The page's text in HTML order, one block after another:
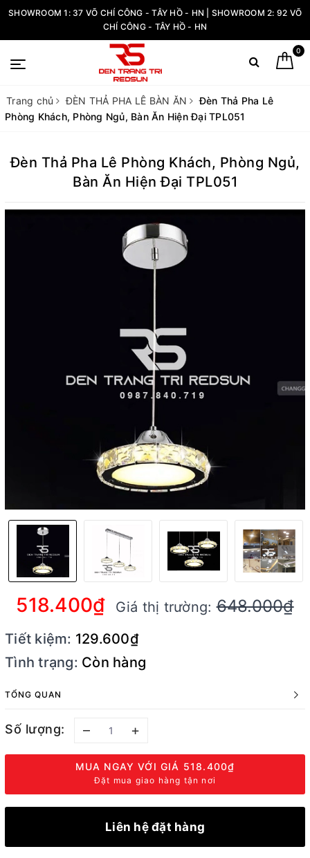
SHOWROOM 1: 37 VÕ CHÍ CÔNG - TÂY HỒ - HN | SHOWROOM 2: 92 VÕ
CHÍ CÔNG - TÂY HỒ - HN
0
Trang chủ ĐÈN THẢ PHA LÊ BÀN ĂN
Đèn Thả Pha Lê
Phòng Khách, Phòng Ngủ, Bàn Ăn Hiện Đại TPL051
Đèn Thả Pha Lê Phòng Khách, Phòng Ngủ,
Bàn Ăn Hiện Đại TPL051
518.400₫ Giá thị trường:648.000₫
Tiết kiệm: 129.600₫
Tình trạng: Còn hàng
TỔNG QUAN
Số lượng: – +
MUA NGAY VỚI GIÁ 518.400₫
Đặt mua giao hàng tận nơi
Liên hệ đặt hàng